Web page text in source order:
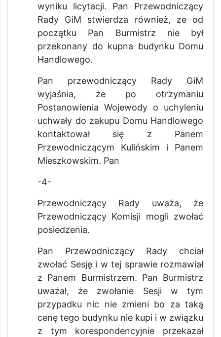
wyniku licytacji. Pan Przewodniczący
Rady GiM stwierdza również, ze od
początku Pan Burmistrz nie był
przekonany do kupna budynku Domu
Handlowego.
Pan przewodniczący Rady GiM
wyjaśnia, że po otrzymaniu
Postanowienia Wojewody o uchyleniu
uchwały do zakupu Domu Handlowego
kontaktował się z Panem
Przewodniczącym Kulińskim i Panem
Mieszkowskim. Pan
-4-
Przewodniczący Rady uważa, że
Przewodniczący Komisji mogli zwołać
posiedzenia.
Pan Przewodniczący Rady chciał
zwołać Sesję i w tej sprawie rozmawiał
z Panem Burmistrzem. Pan Burmistrz
uważał, że zwołanie Sesji w tym
przypadku nic nie zmieni bo za taką
cenę tego budynku nie kupi i w związku
z tym korespondencyjnie przekazał